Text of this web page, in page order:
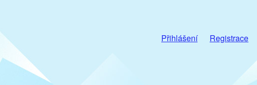
Přihlášení Registrace